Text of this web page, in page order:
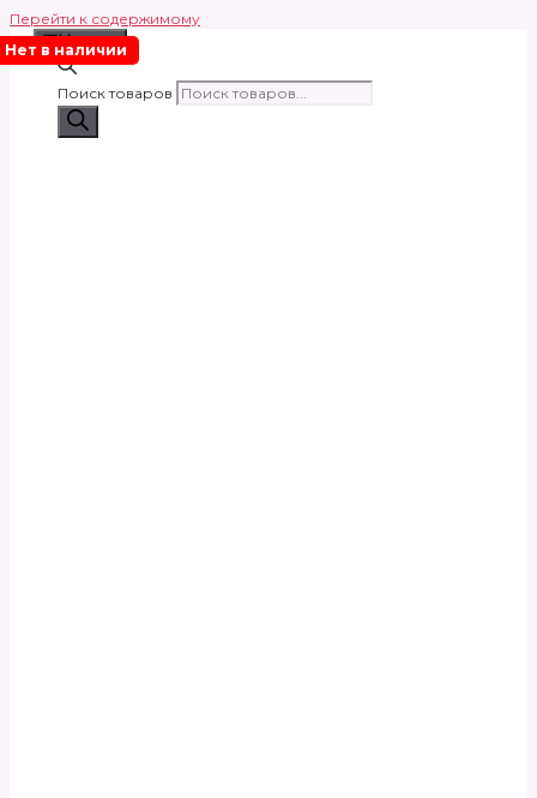
Перейти к содержимому
Меню
Поиск товаров
Нет в наличии